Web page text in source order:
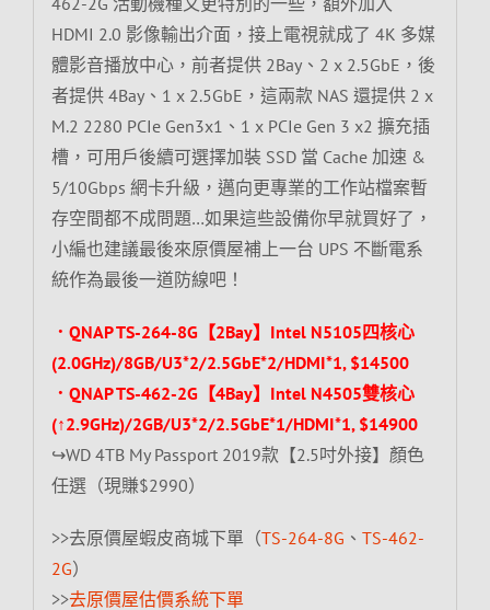
HDMI 2.0 影像輸出介面，接上電視就成了 4K 多媒
體影音播放中心，前者提供 2Bay、2 x 2.5GbE，後
者提供 4Bay、1 x 2.5GbE，這兩款 NAS 還提供 2 x
M.2 2280 PCIe Gen3x1、1 x PCIe Gen 3 x2 擴充插
槽，可用戶後續可選擇加裝 SSD 當 Cache 加速 &
5/10Gbps 網卡升級，邁向更專業的工作站檔案暫
存空間都不成問題…如果這些設備你早就買好了，
小編也建議最後來原價屋補上一台 UPS 不斷電系
統作為最後一道防線吧！
．QNAP TS-264-8G【2Bay】Intel N5105四核心
(2.0GHz)/8GB/U3*2/2.5GbE*2/HDMI*1, $14500
．QNAP TS-462-2G【4Bay】Intel N4505雙核心
(↑2.9GHz)/2GB/U3*2/2.5GbE*1/HDMI*1, $14900
↪WD 4TB My Passport 2019款【2.5吋外接】顏色
任選（現賺$2990）
>>去原價屋蝦皮商城下單（TS-264-8G 、 TS-462-
2G）
>>去原價屋估價系統下單